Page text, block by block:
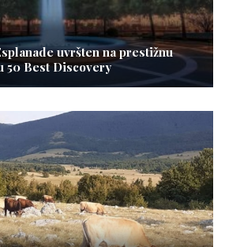
uvršten na prestižnu
50 Best Discovery